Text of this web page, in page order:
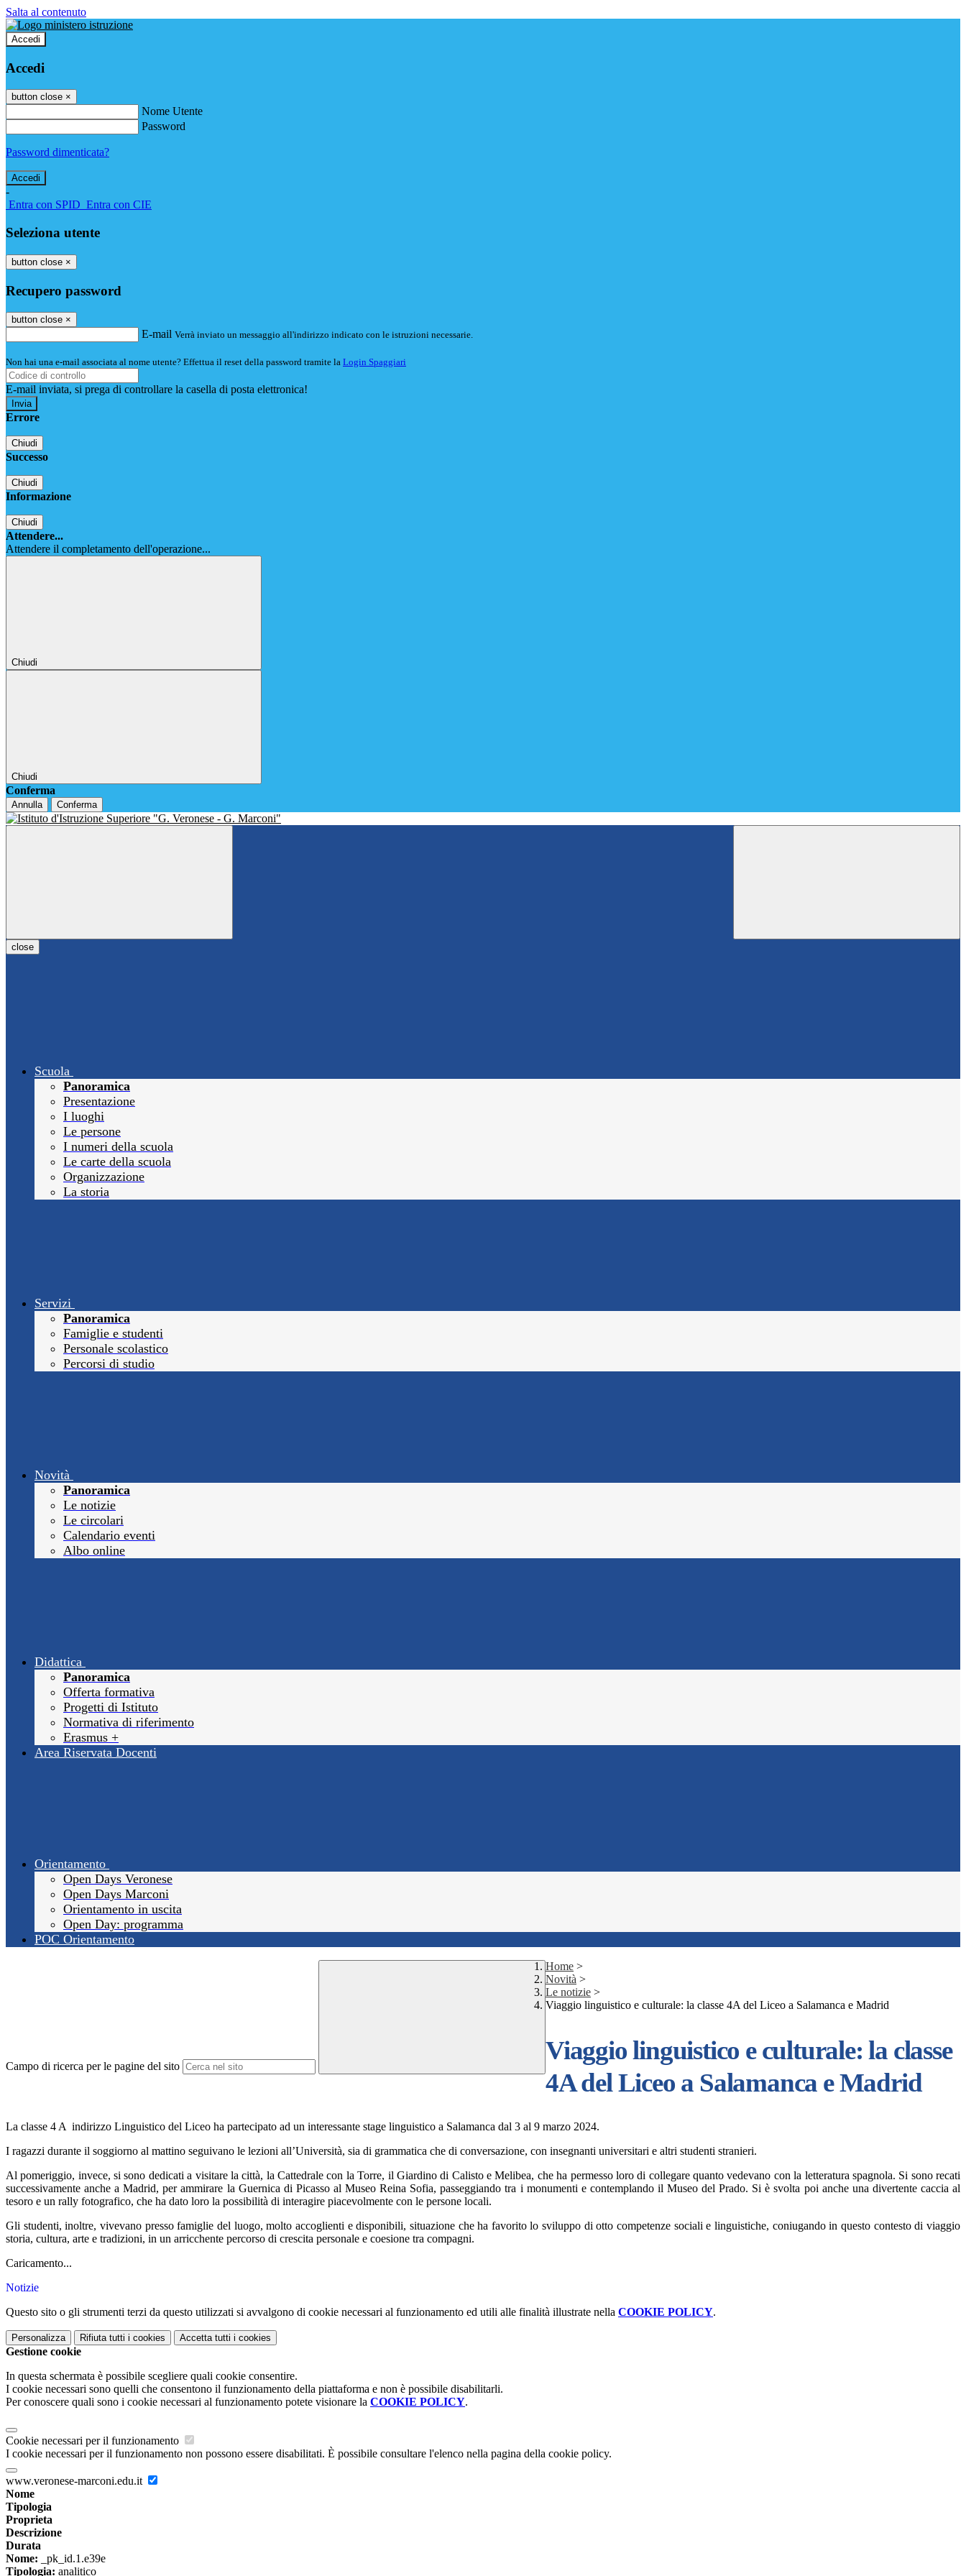
Salta al contenuto
Accedi
Accedi
button close ×
Nome Utente
Password
Password dimenticata?
-
Entra con SPID Entra con CIE
Seleziona utente
button close ×
Recupero password
button close ×
E-mail Verrà inviato un messaggio all'indirizzo indicato con le istruzioni necessarie.
Non hai una e-mail associata al nome utente? Effettua il reset della password tramite la Login Spaggiari
E-mail inviata, si prega di controllare la casella di posta elettronica!
Errore
Chiudi
Successo
Chiudi
Informazione
Chiudi
Attendere...
Attendere il completamento dell'operazione...
Chiudi
Chiudi
Conferma
Annulla Conferma
close
Scuola
Panoramica
Presentazione
I luoghi
Le persone
I numeri della scuola
Le carte della scuola
Organizzazione
La storia
Servizi
Panoramica
Famiglie e studenti
Personale scolastico
Percorsi di studio
Novità
Panoramica
Le notizie
Le circolari
Calendario eventi
Albo online
Didattica
Panoramica
Offerta formativa
Progetti di Istituto
Normativa di riferimento
Erasmus +
Area Riservata Docenti
Orientamento
Open Days Veronese
Open Days Marconi
Orientamento in uscita
Open Day: programma
POC Orientamento
Campo di ricerca per le pagine del sito
Home >
Novità >
Le notizie >
Viaggio linguistico e culturale: la classe 4A del Liceo a Salamanca e Madrid
Viaggio linguistico e culturale: la classe
4A del Liceo a Salamanca e Madrid
La classe 4 A indirizzo Linguistico del Liceo ha partecipato ad un interessante stage linguistico a Salamanca dal 3 al 9 marzo 2024.
I ragazzi durante il soggiorno al mattino seguivano le lezioni all’Università, sia di grammatica che di conversazione, con insegnanti universitari e altri studenti stranieri.
Al pomeriggio, invece, si sono dedicati a visitare la città, la Cattedrale con la Torre, il Giardino di Calisto e Melibea, che ha permesso loro di collegare quanto vedevano con la letteratura spagnola. Si sono recati
successivamente anche a Madrid, per ammirare la Guernica di Picasso al Museo Reina Sofia, passeggiando tra i monumenti e contemplando il Museo del Prado. Si è svolta poi anche una divertente caccia al
tesoro e un rally fotografico, che ha dato loro la possibilità di interagire piacevolmente con le persone locali.
Gli studenti, inoltre, vivevano presso famiglie del luogo, molto accoglienti e disponibili, situazione che ha favorito lo sviluppo di otto competenze sociali e linguistiche, coniugando in questo contesto di viaggio
storia, cultura, arte e tradizioni, in un arricchente percorso di crescita personale e coesione tra compagni.
Caricamento...
Notizie
Questo sito o gli strumenti terzi da questo utilizzati si avvalgono di cookie necessari al funzionamento ed utili alle finalità illustrate nella COOKIE POLICY.
Personalizza Rifiuta tutti i cookies Accetta tutti i cookies
Gestione cookie
In questa schermata è possibile scegliere quali cookie consentire.
I cookie necessari sono quelli che consentono il funzionamento della piattaforma e non è possibile disabilitarli.
Per conoscere quali sono i cookie necessari al funzionamento potete visionare la COOKIE POLICY.
Cookie necessari per il funzionamento
I cookie necessari per il funzionamento non possono essere disabilitati. È possibile consultare l'elenco nella pagina della cookie policy.
www.veronese-marconi.edu.it
Nome
Tipologia
Proprieta
Descrizione
Durata
Nome: _pk_id.1.e39e
Tipologia: analitico